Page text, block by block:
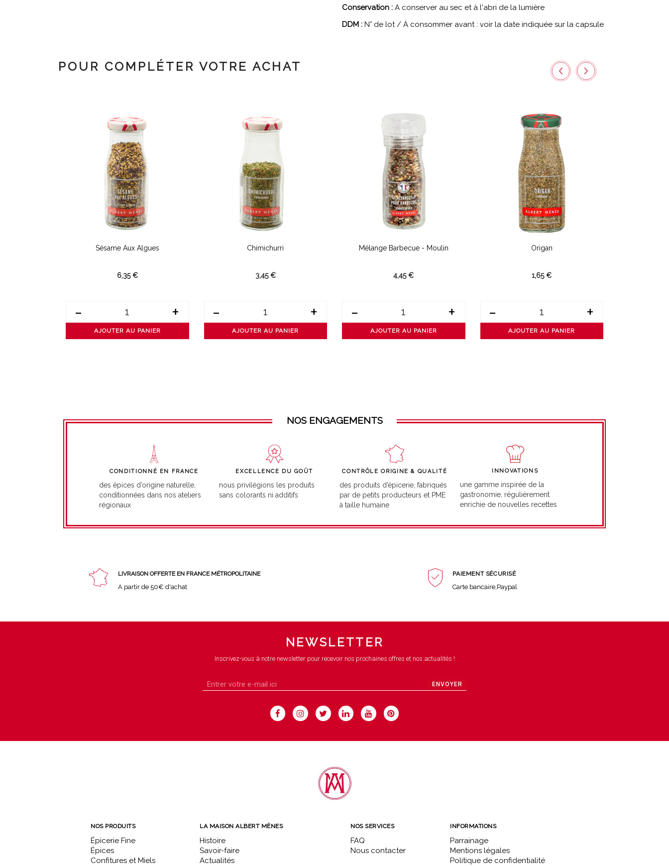
Conservation : A conserver au sec et à l'abri de la lumière
DDM : N° de lot / À consommer avant : voir la date indiquée sur la capsule
POUR COMPLÉTER VOTRE ACHAT
Sésame Aux Algues
6,35 €
- +
AJOUTER AU PANIER
Chimichurri
3,45 €
- +
AJOUTER AU PANIER
Mélange Barbecue - Moulin
4,45 €
- +
AJOUTER AU PANIER
Origan
1,65 €
- +
AJOUTER AU PANIER
NOS ENGAGEMENTS
CONDITIONNÉ EN FRANCE
des épices d’origine naturelle,
conditionnées dans nos ateliers
régionaux
EXCELLENCE DU GOÛT
nous privilégions les produits
sans colorants ni additifs
CONTRÔLE ORIGINE & QUALITÉ
des produits d’épicerie, fabriqués
par de petits producteurs et PME
à taille humaine
INNOVATIONS
une gamme inspirée de la
gastronomie, régulièrement
enrichie de nouvelles recettes
LIVRAISON OFFERTE EN FRANCE MÉTROPOLITAINE
A partir de 50€ d'achat
PAIEMENT SÉCURISÉ
Carte bancaire,Paypal
NEWSLETTER
Inscrivez-vous à notre newsletter pour recevoir nos prochaines offres et nos actualités !
ENVOYER
NOS PRODUITS
Épicerie Fine
Épices
Confitures et Miels
LA MAISON ALBERT MÈNES
Histoire
Savoir-faire
Actualités
NOS SERVICES
FAQ
Nous contacter
INFORMATIONS
Parrainage
Mentions légales
Politique de confidentialité